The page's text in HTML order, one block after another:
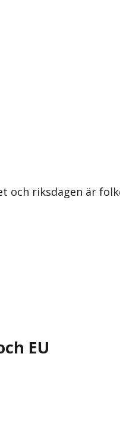
och riksdagen är
EU